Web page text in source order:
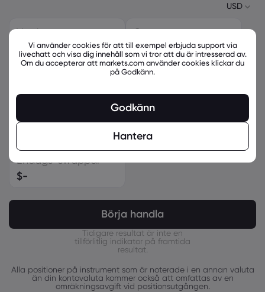
USD
USD
EUR
CAD
AUD
CHF
ZAR
Värde
$
Courtage
$-
-
Hävstångseffekt
-
Omräkningsavgift
$-
Endags-swappar
$-
Börja handla
Tidigare resultat är inte en
tillförlitlig indikator på framtida
resultat.
Alla positioner på instrument som är noterade i en annan valuta
än din kontovaluta kommer också att omfattas av en
omräkningsavgift vid positionsutgången.
Vi använder cookies för att till exempel erbjuda support via
livechatt och visa dig innehåll som vi tror att du är intresserad av.
Om du accepterar att markets.com använder cookies klickar du
på Godkänn.
Godkänn
Hantera